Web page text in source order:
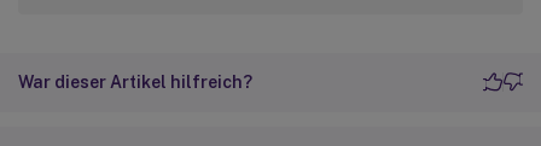
War dieser Artikel hilfreich?